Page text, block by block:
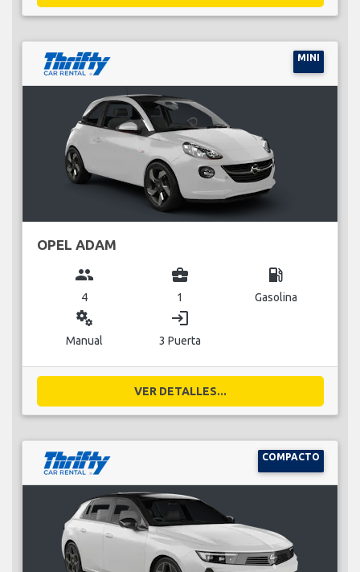
MINI
OPEL ADAM
group
4
business_center
1
local_gas_station
Gasolina
miscellaneous_services
Manual
login
3 Puerta
VER DETALLES...
COMPACTO